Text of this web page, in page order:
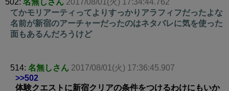
502: 名無しさん 2017/08/01(火) 17:34:44.762
てかモリアーティってよりすっかりアラフィフだったよな
名前が新宿のアーチャーだったのはネタバレに気を使った
面もあるんだろうけど
514: 名無しさん 2017/08/01(火) 17:36:45.907
>>502
体験クエストに新宿クリアの条件をつけるわけにもいか